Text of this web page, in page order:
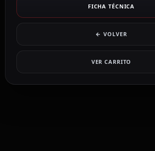
FICHA TÉCNICA
← VOLVER
VER CARRITO